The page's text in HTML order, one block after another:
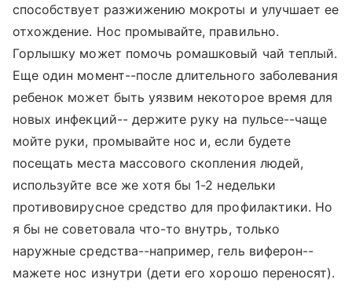
способствует разжижению мокроты и улучшает ее
отхождение. Нос промывайте, правильно.
Горлышку может помочь ромашковый чай теплый.
Еще один момент--после длительного заболевания
ребенок может быть уязвим некоторое время для
новых инфекций-- держите руку на пульсе--чаще
мойте руки, промывайте нос и, если будете
посещать места массового скопления людей,
используйте все же хотя бы 1-2 недельки
противовирусное средство для профилактики. Но
я бы не советовала что-то внутрь, только
наружные средства--например, гель виферон--
мажете нос изнутри (дети его хорошо переносят).